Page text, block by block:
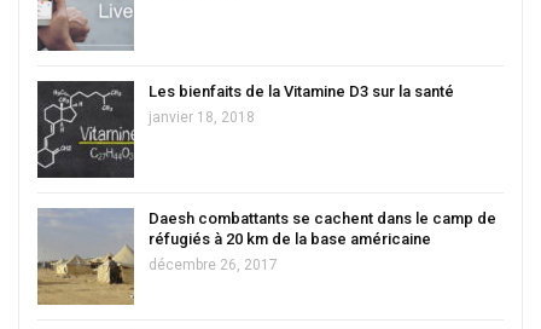
Les bienfaits de la Vitamine D3 sur la santé
janvier 18, 2018
Daesh combattants se cachent dans le camp de
réfugiés à 20 km de la base américaine
décembre 26, 2017